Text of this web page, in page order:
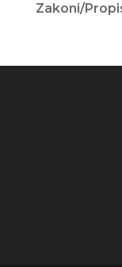
Zakoni/